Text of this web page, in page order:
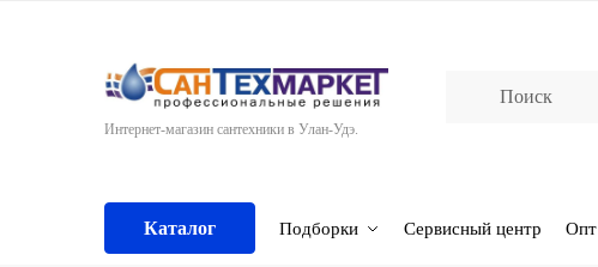
Интернет-магазин сантехники в Улан-Удэ.
Каталог Подборки Сервисный центр Опт